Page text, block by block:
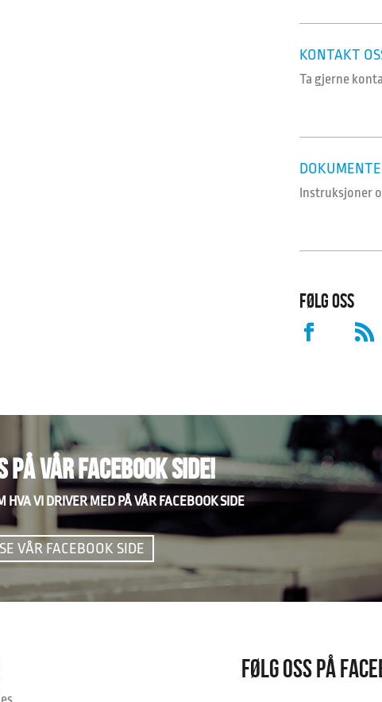
KONTAKT
Ta gjerne
Instruksjoner
FØLG OSS
PÅ VÅR FACEBOOK SIDE!
HVA VI DRIVER MED PÅ VÅR FACEBOOK SIDE
SE VÅR FACEBOOK SIDE
FØLG OSS PÅ